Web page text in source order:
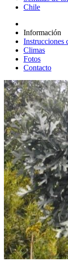
Chile
Información
Instrucciones
Climas
Fotos
Contacto